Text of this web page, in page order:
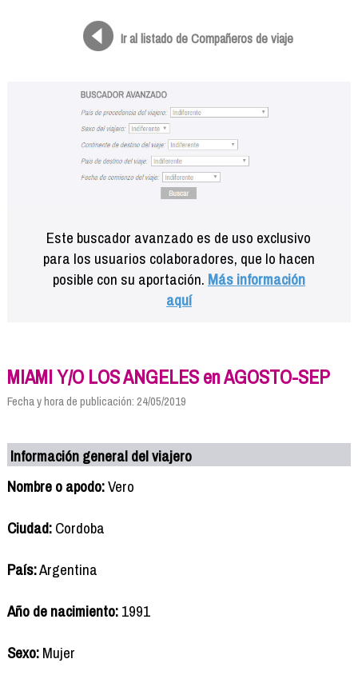
Ir al listado de Compañeros de viaje
Este buscador avanzado es de uso exclusivo
para los usuarios colaboradores, que lo hacen
posible con su aportación. Más información
aquí
MIAMI Y/O LOS ANGELES en AGOSTO-SEP
Fecha y hora de publicación: 24/05/2019
Información general del viajero
Nombre o apodo:Vero
Ciudad:Cordoba
País:Argentina
Año de nacimiento:1991
Sexo:Mujer